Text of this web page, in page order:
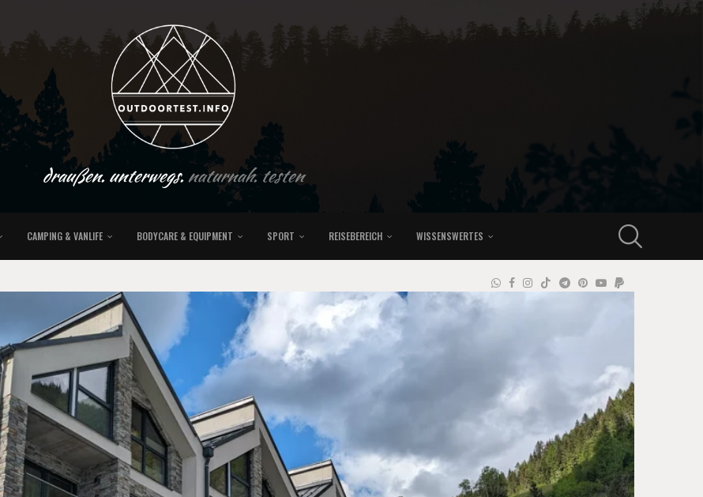
draußen. unterwegs.naturnah. testen
CAMPING & VANLIFE BODYCARE & EQUIPMENT SPORT REISEBEREICH WISSENSWERTES